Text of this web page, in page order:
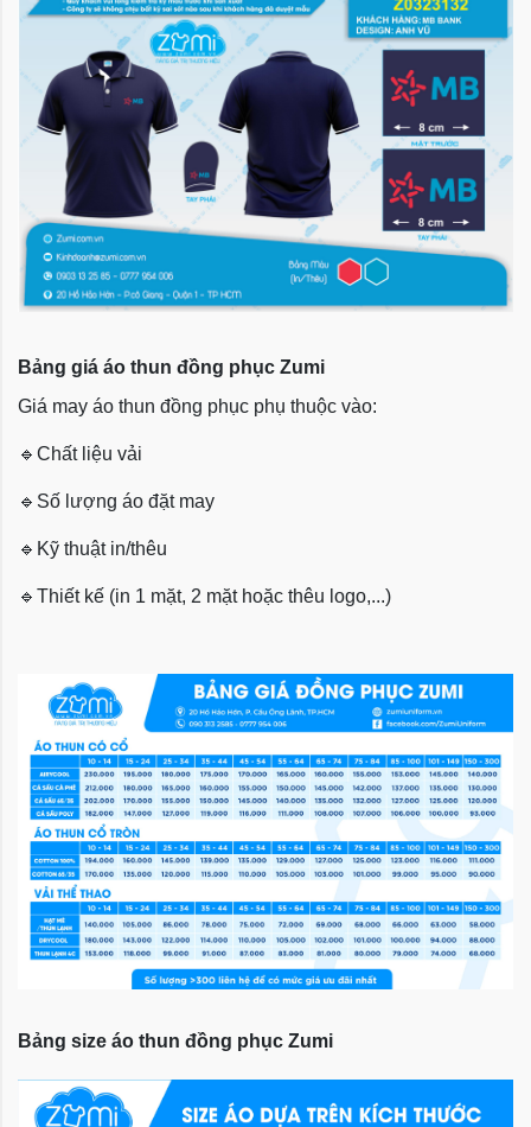
Bảng giá áo thun đồng phục Zumi
Giá may áo thun đồng phục phụ thuộc vào:
🔹 Chất liệu vải
🔹 Số lượng áo đặt may
🔹 Kỹ thuật in/thêu
🔹 Thiết kế (in 1 mặt, 2 mặt hoặc thêu logo,...)
Bảng size áo thun đồng phục Zumi